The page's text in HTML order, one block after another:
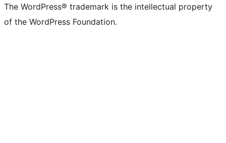
The WordPress® trademark is the intellectual property
of the WordPress Foundation.